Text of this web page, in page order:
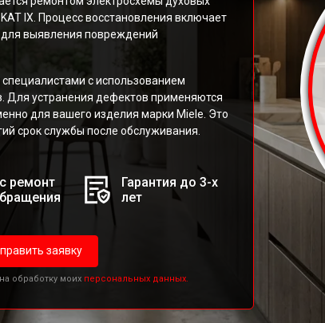
IX. Процесс восстановления включает
для выявления повреждений
с использованием
Для устранения дефектов применяются
для вашего изделия марки Miele. Это
срок службы после обслуживания.
ремонт
Гарантия до 3-х
лет
заявку
обработку моих персональных данных.